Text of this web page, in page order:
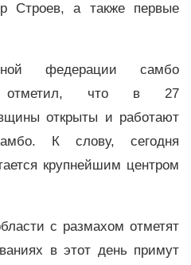
Строев, а также первые
федерации самбо
отметил, что в 27
открыты и работают
К слову, сегодня
крупнейшим центром
с размахом отметят
в этот день примут